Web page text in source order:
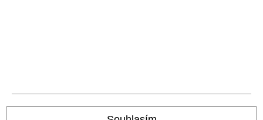
Všechny ceny jsou včetně DPH, bezpoštovného a balného